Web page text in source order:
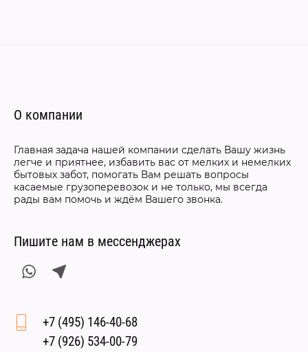
Пишите нам в мессенджерах
О компании
Главная задача нашей компании сделать Вашу жизнь
легче и приятнее, избавить вас от мелких и немелких
бытовых забот, помогать Вам решать вопросы
касаемые грузоперевозок и не только, мы всегда
рады вам помочь и ждём Вашего звонка.
+7 (495) 146-40-68
+7 (926) 534-00-79